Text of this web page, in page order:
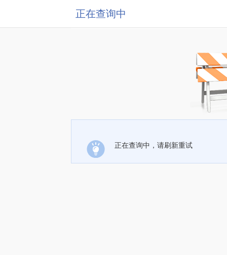
正在查询中
正在查询中，请刷新重试